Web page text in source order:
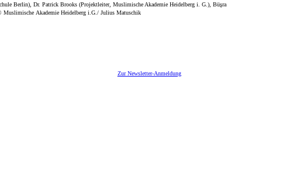
Berlin), Dr. Patrick Brooks (Projektleiter, Muslimische Akademie Heidelberg i. G.), Büşra
Muslimische Akademie Heidelberg i.G./ Julius Matuschik
Zur Newsletter-Anmeldung